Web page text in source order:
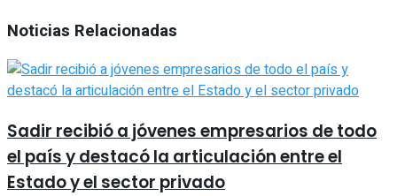
Noticias Relacionadas
Sadir recibió a jóvenes empresarios de todo
el país y destacó la articulación entre el
Estado y el sector privado